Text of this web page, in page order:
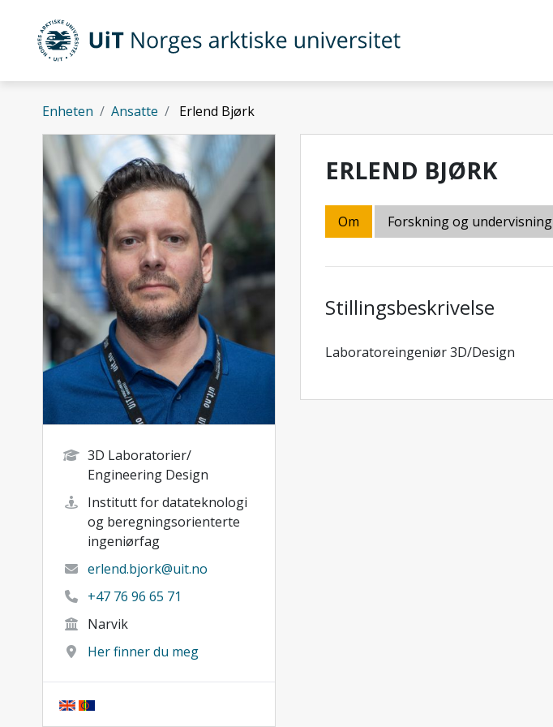
Gå til hovedinnhold
UiT Norges arktiske universitet
Enheten Ansatte Erlend Bjørk
3D Laboratorier/
Engineering Design
Institutt for datateknologi
og beregningsorienterte
ingeniørfag
erlend.bjork@uit.no
+47 76 96 65 71
Narvik
Her finner du meg
ERLEND BJØRK
Om Forskning og undervisning
Stillingsbeskrivelse
Laboratoreingeniør 3D/Design